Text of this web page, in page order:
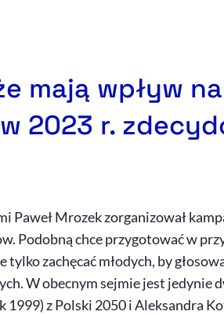
mają wpływ na
2023 r.
Paweł Mrozek zorganizował
Podobną chce przygotować w
zachęcać młodych, by
W obecnym sejmie jest jedynie
1999) z Polski 2050 i Aleksandra